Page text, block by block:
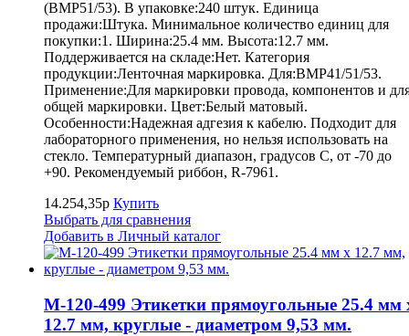
(BMP51/53). В упаковке:240 штук. Единица
продажи:Штука. Минимальное количество единиц для
покупки:1. Ширина:25.4 мм. Высота:12.7 мм.
Поддерживается на складе:Нет. Категория
продукции:Ленточная маркировка. Для:BMP41/51/53.
Применение:Для маркировки провода, компонентов и
общей маркировки. Цвет:Белый матовый.
Особенности:Надежная адгезия к кабелю. Подходит для
лабораторного применения, но нельзя использовать на
стекло. Температурный диапазон, градусов С, от -70 до
+90. Рекомендуемый риббон, R-7961.
14.254,35р Купить
Выбрать для сравнения
Добавить в Личный каталог
M-120-499 Этикетки прямоугольные 25.4 мм
12.7 мм, круглые - диаметром 9,53 мм.